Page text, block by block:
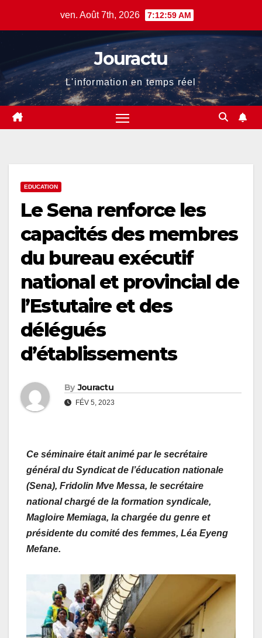
ven. Août 7th, 2026 7:12:59 AM
Jouractu
L'information en temps réel
EDUCATION
Le Sena renforce les
capacités des membres
du bureau exécutif
national et provincial de
l’Estutaire et des
délégués
d’établissements
By Jouractu
FÉV 5, 2023
Ce séminaire était animé par le secrétaire
général du Syndicat de l’éducation nationale
(Sena), Fridolin Mve Messa, le secrétaire
national chargé de la formation syndicale,
Magloire Memiaga, la chargée du genre et
présidente du comité des femmes, Léa Eyeng
Mefane.